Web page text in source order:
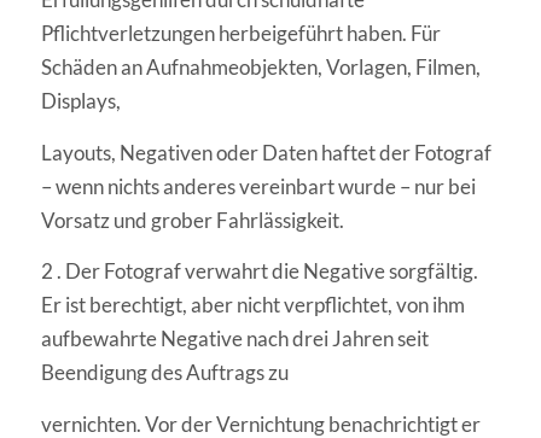
Pflichtverletzungen herbeigeführt haben. Für
Schäden an Aufnahmeobjekten, Vorlagen, Filmen,
Displays,
Layouts, Negativen oder Daten haftet der Fotograf
– wenn nichts anderes vereinbart wurde – nur bei
Vorsatz und grober Fahrlässigkeit.
2 . Der Fotograf verwahrt die Negative sorgfältig.
Er ist berechtigt, aber nicht verpflichtet, von ihm
aufbewahrte Negative nach drei Jahren seit
Beendigung des Auftrags zu
vernichten. Vor der Vernichtung benachrichtigt er